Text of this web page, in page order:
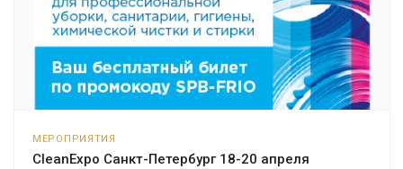
МЕРОПРИЯТИЯ
CleanExpo Санкт-Петербург 18-20 апреля